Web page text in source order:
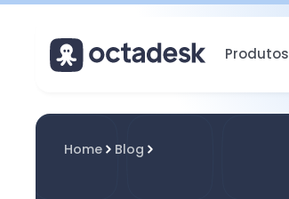
Produtos
Home Blog